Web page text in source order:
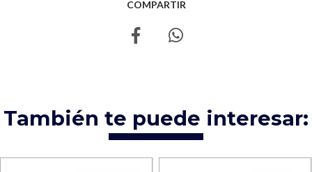
COMPARTIR
También te puede interesar: